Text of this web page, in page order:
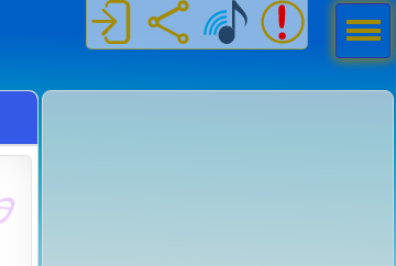
Men
ú